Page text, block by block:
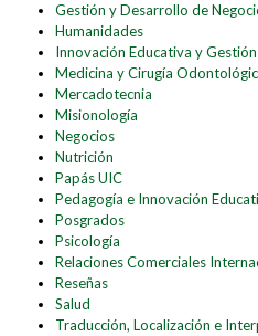
Gestión y Desarrollo de
Humanidades
Innovación Educativa y
Medicina y Cirugía
Mercadotecnia
Misionología
Negocios
Nutrición
Papás UIC
Pedagogía e Innovación
Posgrados
Psicología
Relaciones Comerciales
Reseñas
Salud
Traducción, Localización e